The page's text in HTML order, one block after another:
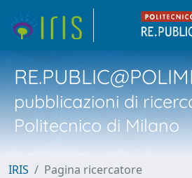
pubblicazioni di
Politecnico di Milano
IRIS Pagina ricercatore